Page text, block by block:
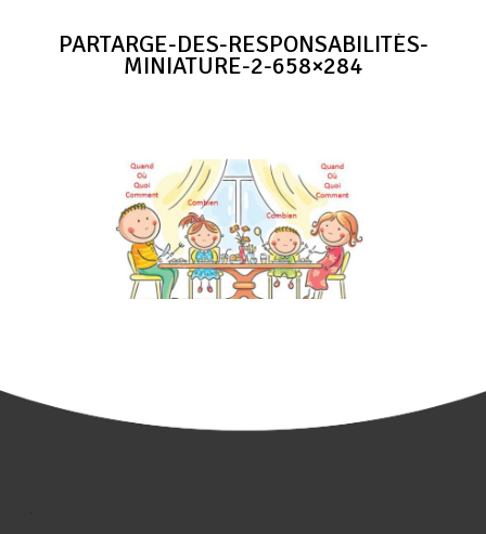
PARTARGE-DES-RESPONSABILITÉS-
MINIATURE-2-658×284